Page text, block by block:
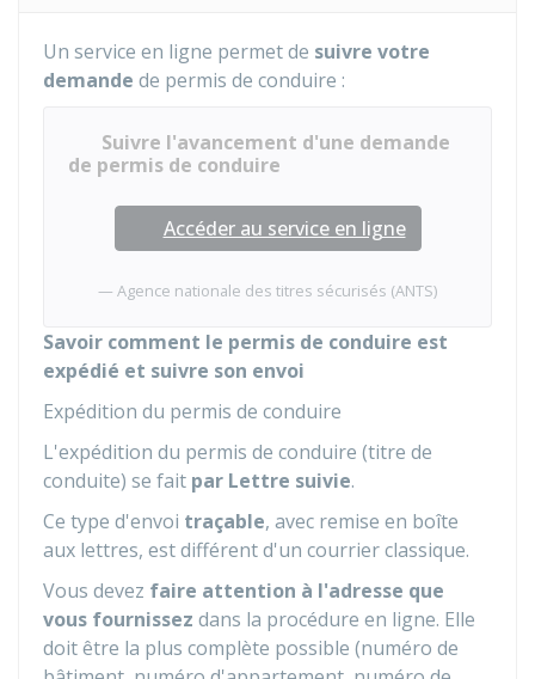
Un service en ligne permet de suivre votre
demande de permis de conduire :
Suivre l'avancement d'une demande
de permis de conduire
Accéder au service en ligne
Agence nationale des titres sécurisés (ANTS)
Savoir comment le permis de conduire est
expédié et suivre son envoi
Expédition du permis de conduire
L'expédition du permis de conduire (titre de
conduite) se fait par Lettre suivie.
Ce type d'envoi traçable, avec remise en boîte
aux lettres, est différent d'un courrier classique.
Vous devez faire attention à l'adresse que
vous fournissez dans la procédure en ligne. Elle
doit être la plus complète possible (numéro de